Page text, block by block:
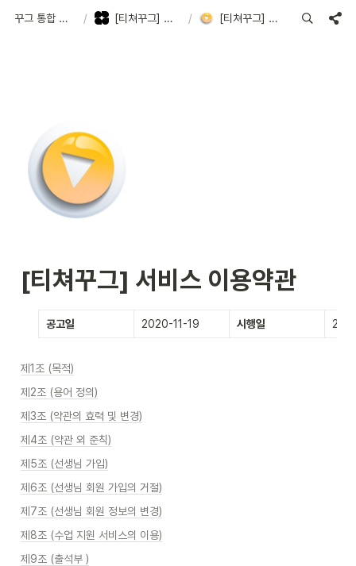
꾸그 통합 고객지원센터 / [티쳐꾸그] 서비스 이용 약관 / [티쳐꾸그] 서비스 이용약관
[티쳐꾸그] 서비스 이용약관
공고일 2020-11-19 시행일
제1조 (목적)
제2조 (용어 정의)
제3조 (약관의 효력 및 변경)
제4조 (약관 외 준칙)
제5조 (선생님 가입)
제6조 (선생님 회원 가입의 거절)
제7조 (선생님 회원 정보의 변경)
제8조 (수업 지원 서비스의 이용)
제9조 (출석부 )